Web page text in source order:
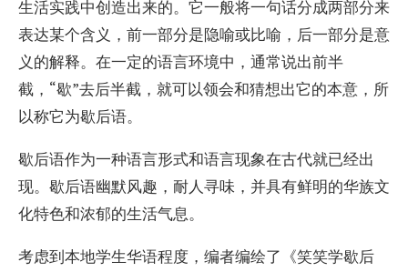
生活实践中创造出来的。它一般将一句话分成两部分来
表达某个含义，前一部分是隐喻或比喻，后一部分是意
义的解释。在一定的语言环境中，通常说出前半
截，“歇”去后半截，就可以领会和猜想出它的本意，所
以称它为歇后语。
歇后语作为一种语言形式和语言现象在古代就已经出
现。歇后语幽默风趣，耐人寻味，并具有鲜明的华族文
化特色和浓郁的生活气息。
考虑到本地学生华语程度，编者编绘了《笑笑学歇后